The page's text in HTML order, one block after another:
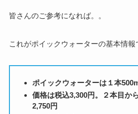
皆さんのご参考になれば。。
これがポイックウォーターの基本情報
ポイックウォーターは１本
価格は税込3,300円。２本目か
2,750円